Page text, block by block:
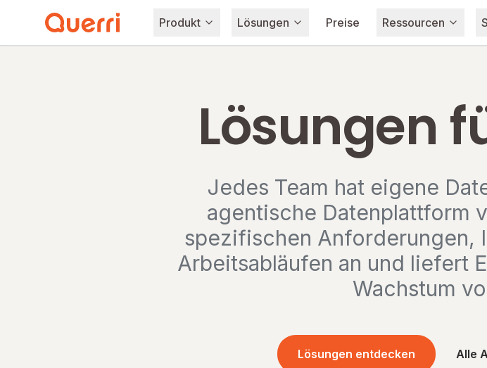
Produkt Lösungen Preise Ressourcen
Lösungen
Jedes Team hat eigene
agentische Datenplattform
spezifischen Anforderungen,
Arbeitsabläufen an und liefert
Wachstum
Lösungen entdecken Alle